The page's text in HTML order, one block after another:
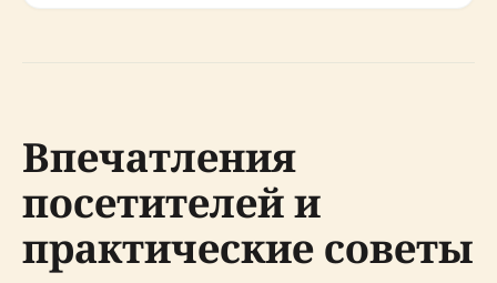
Впечатления
посетителей и
практические советы